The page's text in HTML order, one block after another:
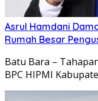
Asrul Hamdani
Rumah Besar
Batu Bara –
BPC HIPMI